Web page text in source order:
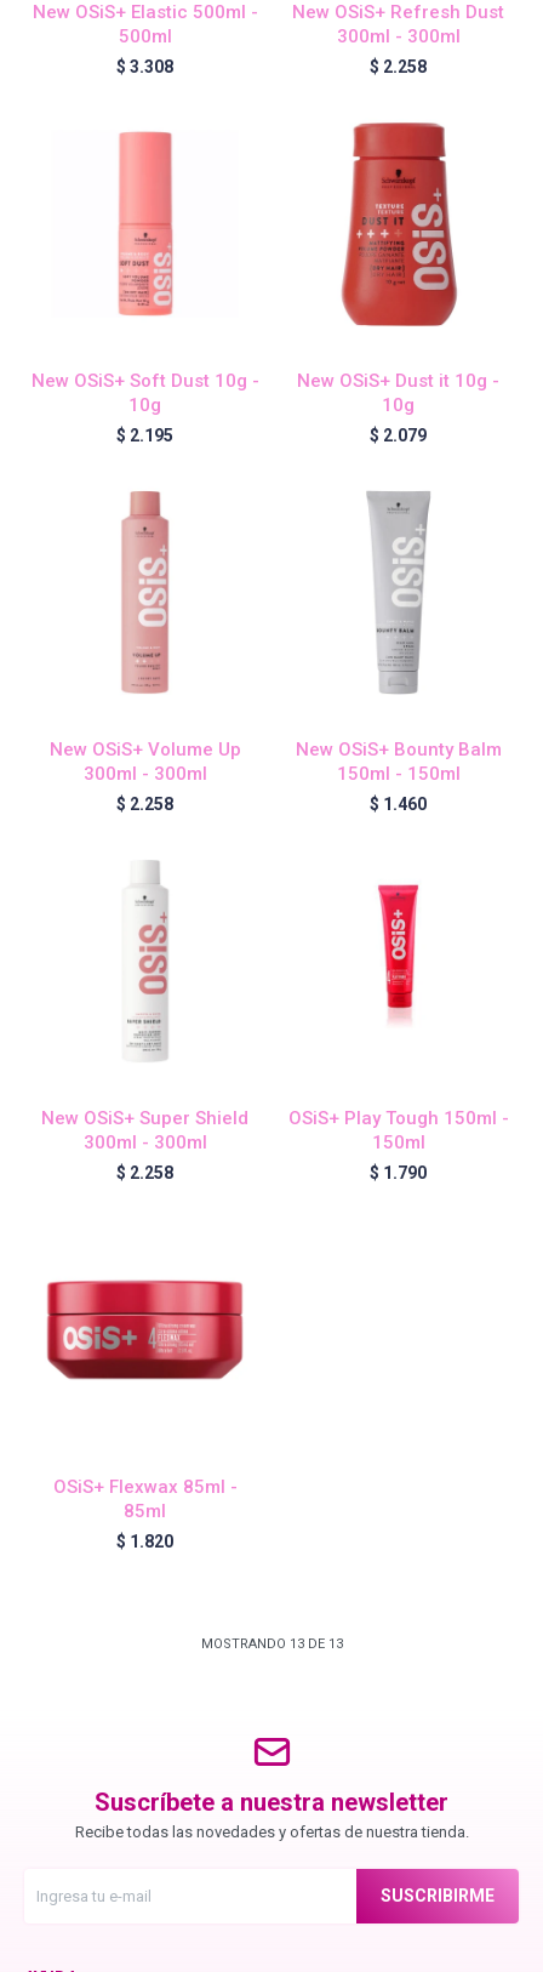
New OSiS+ Elastic 500ml -
500ml
$ 3.308
New OSiS+ Refresh Dust
300ml - 300ml
$ 2.258
New OSiS+ Soft Dust 10g -
10g
$ 2.195
New OSiS+ Dust it 10g -
10g
$ 2.079
New OSiS+ Volume Up
300ml - 300ml
$ 2.258
New OSiS+ Bounty Balm
150ml - 150ml
$ 1.460
New OSiS+ Super Shield
300ml - 300ml
$ 2.258
OSiS+ Play Tough 150ml -
150ml
$ 1.790
OSiS+ Flexwax 85ml -
85ml
$ 1.820
MOSTRANDO 13DE 13
Suscríbete a nuestra newsletter
Recibe todas las novedades y ofertas de nuestra tienda.
SUSCRIBIRME
Blond Me
BC Bonacure - Color Freeze
BC Bonacure - Moisture Kick
BC Bonacure - Time Restore
Fibre Clinix
Violetta - Pomelo Natural
Violetta - Frutos Rojos
Violetta - Dermatology
Igora Zero Amm
Blond me - Decoloración
BC Bonacure - R-TWO